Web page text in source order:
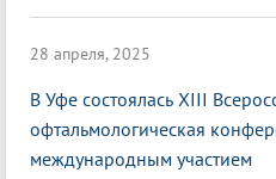
28 апреля, 2025
В Уфе состоялась XIII
офтальмологическая
международным участием